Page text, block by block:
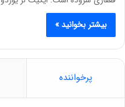
بیشتر بخوانید »
پرخواننده